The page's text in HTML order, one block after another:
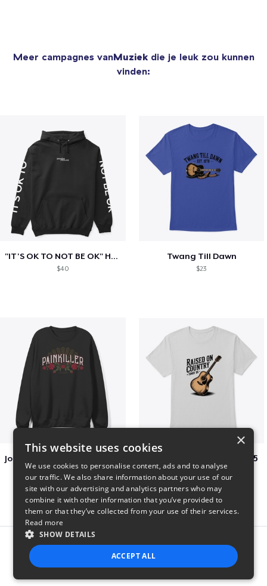
Meer campagnes vanMuziekdie je leuk zou kunnen
vinden:
"IT'S OK TO NOT BE OK" Hoodie (BP LOGO)
$40
Twang Till Dawn
$23
Raised on Country Since 85
Report this product
×
This website uses cookies
We use cookies to personalise content, ads and to analyse
our traffic. We also share information about your use of our
site with our advertising and analytics partners who may
combine it with other information that you’ve provided to
them or that they’ve collected from your use of their services.
Read more
SHOW DETAILS
ACCEPT ALL